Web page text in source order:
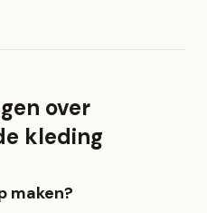
over
kleding
maken?